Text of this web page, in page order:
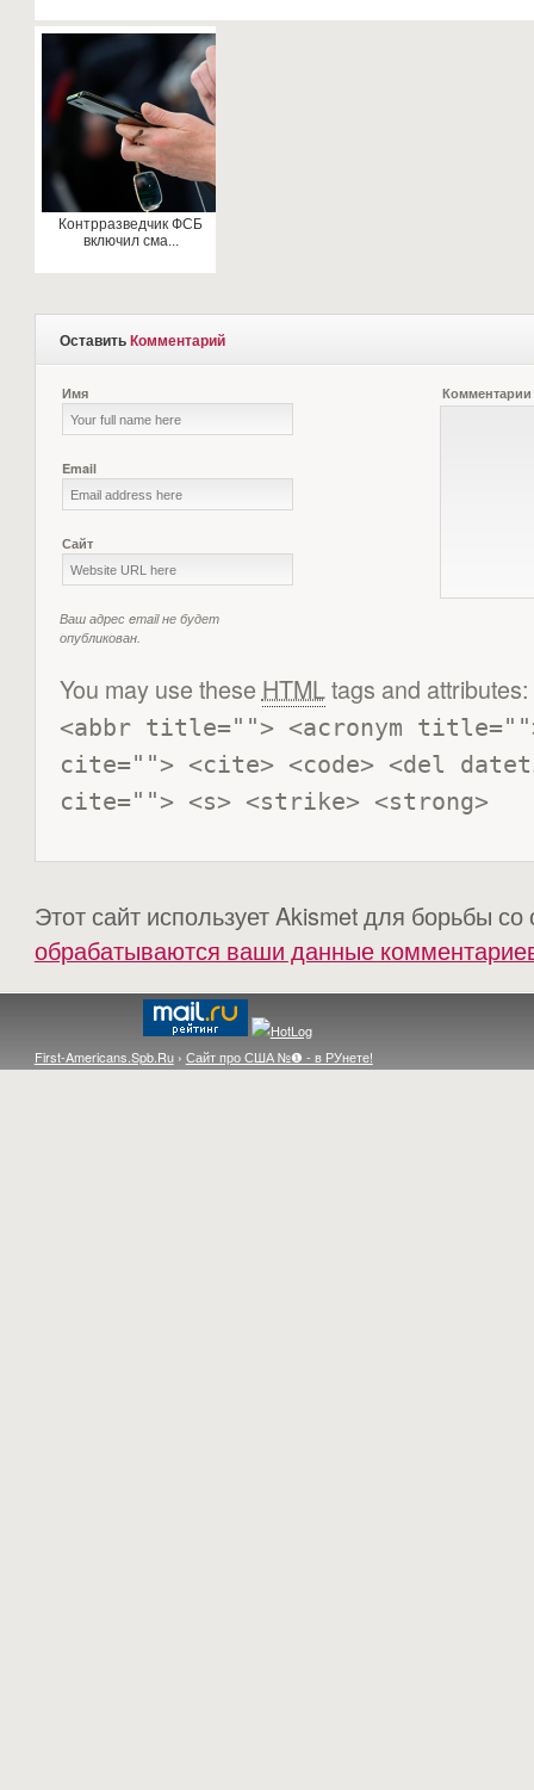
Контрразведчик ФСБ
включил сма...
ОставитьКомментарий
Имя
Email
Сайт
Ваш адрес email не будет
опубликован.
Комментарии
You may use these HTMLtags and attributes:
<abbr title=""> <acronym
cite=""> <cite> <code> <del
cite=""> <s> <strike> <strong>
Этот сайт использует Akismet для борьбы
обрабатываются ваши данные
First-Americans.Spb.Ru› Сайт про США №❶ - в РУнете!